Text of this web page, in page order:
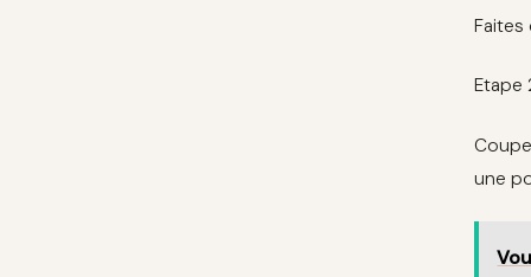
Faites
Etape
une